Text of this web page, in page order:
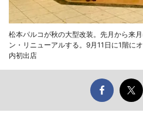
松本パルコが秋の大型改装。先月から来
ン・リニューアルする。9月11日に1階に
内初出店